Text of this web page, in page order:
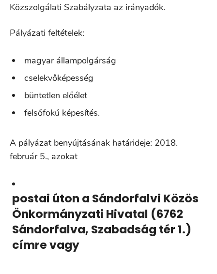
Közszolgálati Szabályzata az irányadók.
Pályázati feltételek:
magyar állampolgárság
cselekvőképesség
büntetlen előélet
felsőfokú képesítés.
A pályázat benyújtásának határideje: 2018.
február 5., azokat
postai úton a Sándorfalvi Közös
Önkormányzati Hivatal (6762
Sándorfalva, Szabadság tér 1.)
címre vagy